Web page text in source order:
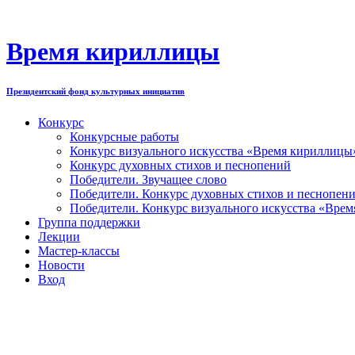
содержимому
Время кириллицы
Президентский фонд культурных инициатив
Конкурс
Конкурсные работы
Конкурс визуального искусства «Время
Конкурс духовных стихов и песнопений
Победители. Звучащее слово
Победители. Конкурс духовных стихов и
Победители. Конкурс визуального искусства
Группа поддержки
Лекции
Мастер-классы
Новости
Вход